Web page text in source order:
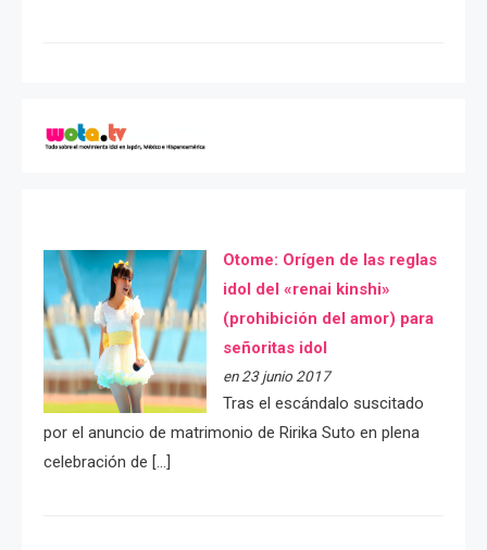
Otome: Orígen de las reglas
idol del «renai kinshi»
(prohibición del amor) para
señoritas idol
en 23 junio 2017
Tras el escándalo suscitado
por el anuncio de matrimonio de Ririka Suto en plena
celebración de […]